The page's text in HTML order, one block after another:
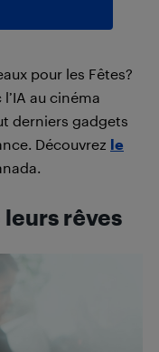
pour les Fêtes?
au cinéma
derniers gadgets
Découvrez le
leurs rêves